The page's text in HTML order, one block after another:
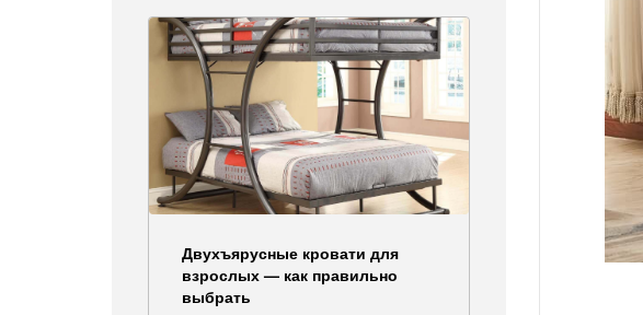
Двухъярусные кровати для
взрослых — как правильно
выбрать